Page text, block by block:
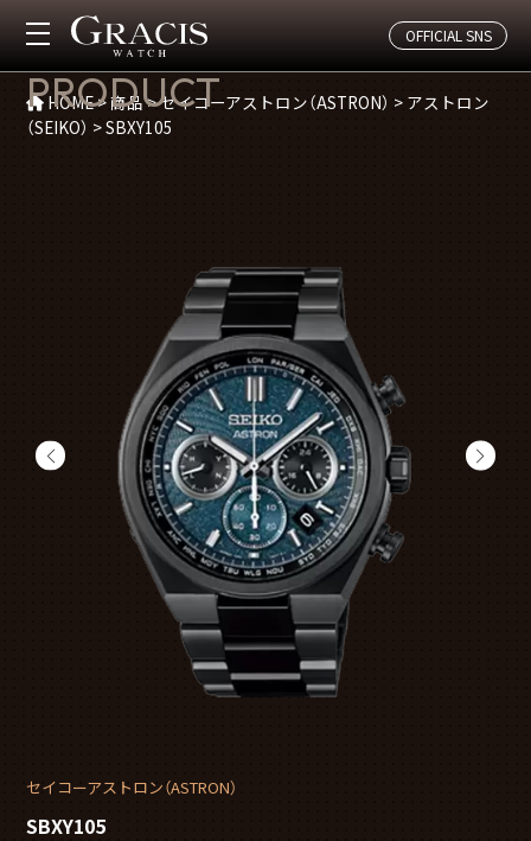
OFFICIAL SNS
商品紹介
PRODUCT
HOME>商品>セイコーアストロン（ASTRON） > アストロン
（SEIKO） >SBXY105
セイコーアストロン（ASTRON）
SBXY105